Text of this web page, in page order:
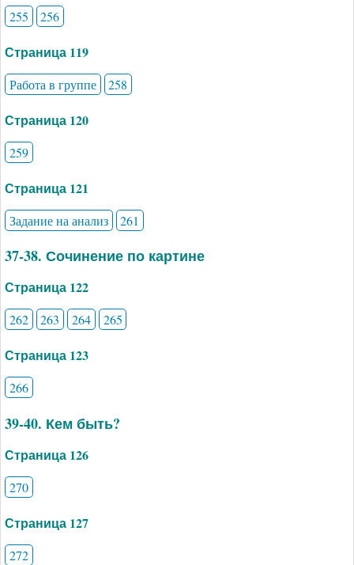
255 256
Страница 119
Работа в группе 258
Страница 120
259
Страница 121
Задание на анализ 261
37-38. Сочинение по картине
Страница 122
262 263 264 265
Страница 123
266
39-40. Кем быть?
Страница 126
270
Страница 127
272